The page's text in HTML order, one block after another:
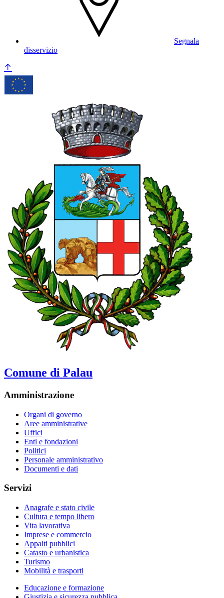
Segnala
disservizio
Comune di Palau
Amministrazione
Organi di governo
Aree amministrative
Uffici
Enti e fondazioni
Politici
Personale amministrativo
Documenti e dati
Servizi
Anagrafe e stato civile
Cultura e tempo libero
Vita lavorativa
Imprese e commercio
Appalti pubblici
Catasto e urbanistica
Turismo
Mobilità e trasporti
Educazione e formazione